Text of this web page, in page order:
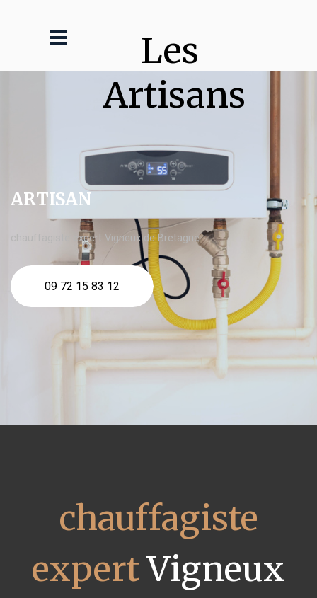
Les
Artisans
ARTISAN
chauffagiste expert Vigneux de Bretagne
09 72 15 83 12
chauffagiste
expertVigneux